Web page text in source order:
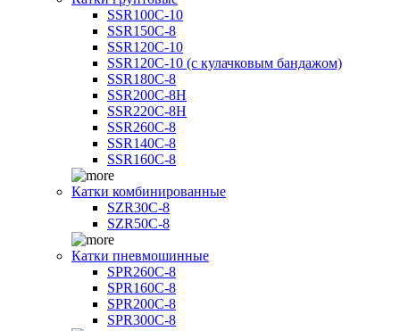
SSR100C-10
SSR150C-8
SSR120C-10
SSR120C-10 (с кулачковым бандажом)
SSR180C-8
SSR200C-8H
SSR220C-8H
SSR260C-8
SSR140C-8
SSR160C-8
Катки комбинированные
SZR30C-8
SZR50C-8
Катки пневмошинные
SPR260C-8
SPR160C-8
SPR200C-8
SPR300C-8